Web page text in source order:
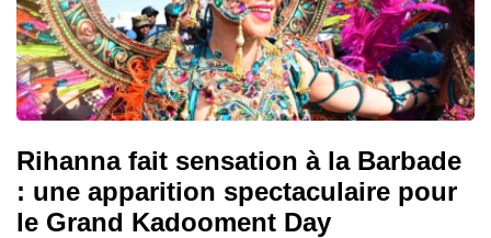
Rihanna fait sensation à la Barbade
: une apparition spectaculaire pour
le Grand Kadooment Day